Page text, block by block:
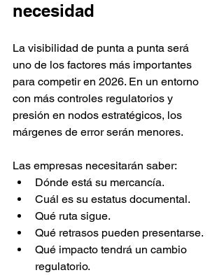
necesidad
La visibilidad de punta a punta será
uno de los factores más importantes
para competir en 2026. En un entorno
con más controles regulatorios y
presión en nodos estratégicos, los
márgenes de error serán menores.
Las empresas necesitarán saber:
Dónde está su mercancía.
Cuál es su estatus documental.
Qué ruta sigue.
Qué retrasos pueden presentarse.
Qué impacto tendrá un cambio
regulatorio.